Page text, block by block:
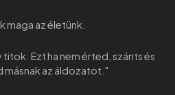
maga az életünk.
titok. Ezt ha nem érted, szánts és
másnak az áldozatot."